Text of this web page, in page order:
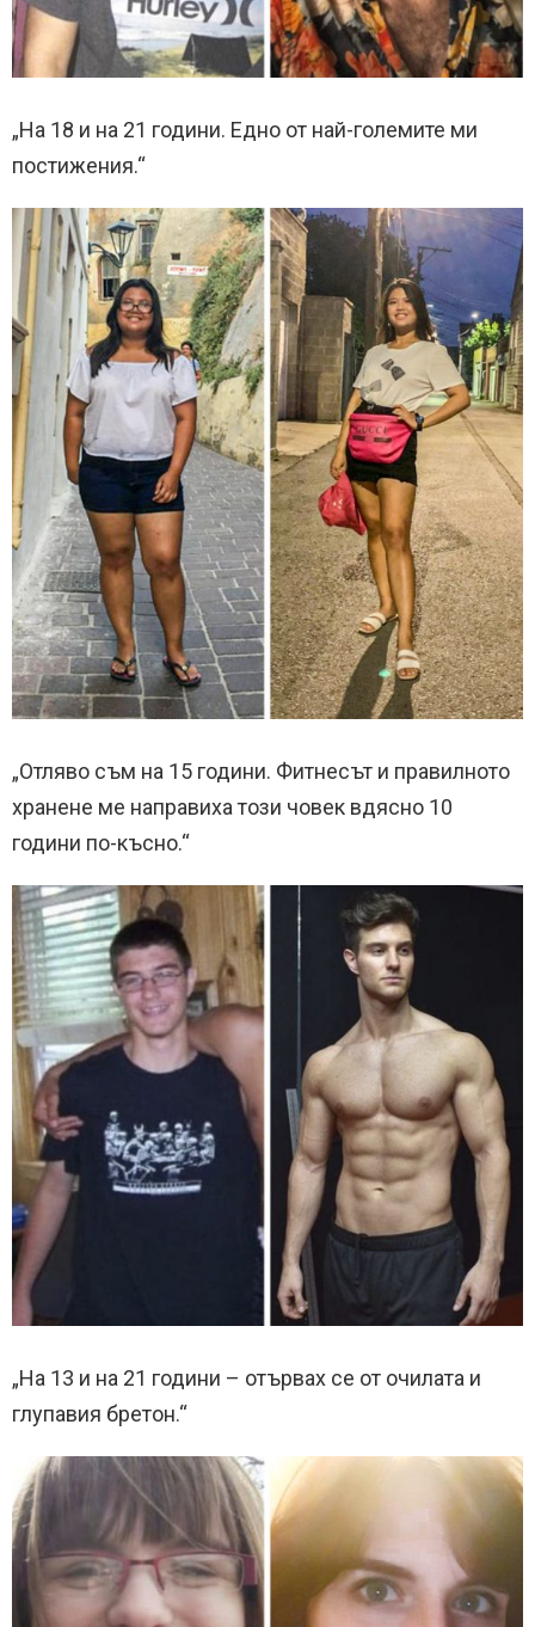
„На 18 и на 21 години. Едно от най-големите ми
постижения.“
„Отляво съм на 15 години. Фитнесът и правилното
хранене ме направиха този човек вдясно 10
години по-късно.“
„На 13 и на 21 години – отървах се от очилата и
глупавия бретон.“